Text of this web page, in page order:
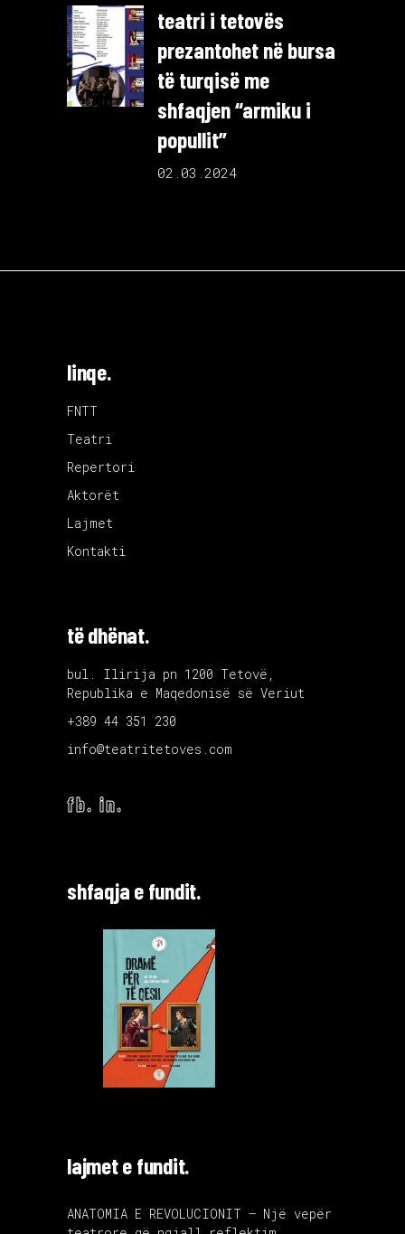
teatri i tetovës
prezantohet në bursa
të turqisë me
shfaqjen “armiku i
popullit”
02.03.2024
linqe.
FNTT
Teatri
Repertori
Aktorët
Lajmet
Kontakti
të dhënat.
bul. Ilirija pn 1200 Tetovë,
Republika e Maqedonisë së Veriut
+389 44 351 230
info@teatritetoves.com
fb. in.
shfaqja e fundit.
lajmet e fundit.
ANATOMIA E REVOLUCIONIT – Një vepër